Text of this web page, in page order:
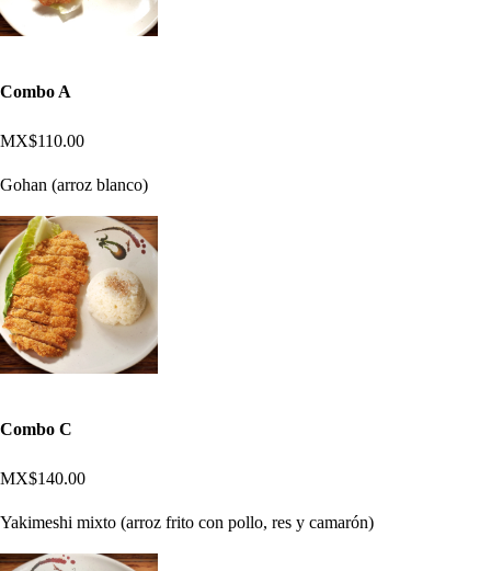
Combo A
MX$110.00
Gohan (arroz blanco)
Combo C
MX$140.00
Yakimeshi mixto (arroz frito con pollo, res y camarón)